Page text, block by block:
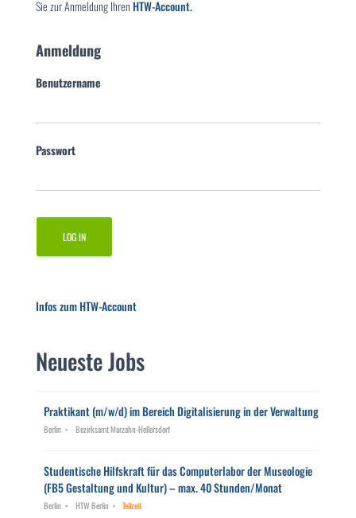
Sie zur Anmeldung IhrenHTW-Account.
Anmeldung
Benutzername
Passwort
Infos zum HTW-Account
Neueste Jobs
Praktikant (m/w/d) im Bereich Digitalisierung in der Verwaltung
Berlin Bezirksamt Marzahn-Hellersdorf
Studentische Hilfskraft für das Computerlabor der Museologie
(FB5 Gestaltung und Kultur) – max. 40 Stunden/Monat
Berlin HTW Berlin Teilzeit